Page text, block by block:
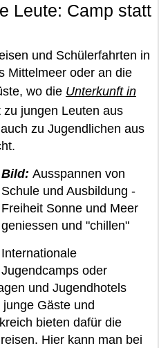
Leute: Camp statt
und Schülerfahrten in
Mittelmeer oder an die
wo die Unterkunft in
zu jungen Leuten aus
zu Jugendlichen aus
Bild: Ausspannen von
Schule und Ausbildung -
Freiheit Sonne und Meer
geniessen und "chillen"
Internationale
Jugendcamps oder
und Jugendhotels
Gäste und
bieten dafür die
Hier kann man bei